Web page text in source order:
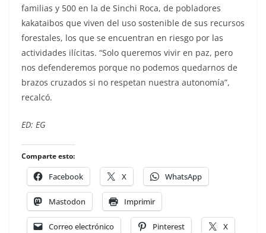
familias y 500 en la de Sinchi Roca, de pobladores
kakataibos que viven del uso sostenible de sus recursos
forestales, los que se encuentran en riesgo por las
actividades ilícitas. “Solo queremos vivir en paz, pero
nos defenderemos porque no podemos quedarnos de
brazos cruzados si no respetan nuestra autonomía”,
recalcó.
ED: EG
Comparte esto:
Facebook X WhatsApp
Mastodon Imprimir
Correo electrónico Pinterest X